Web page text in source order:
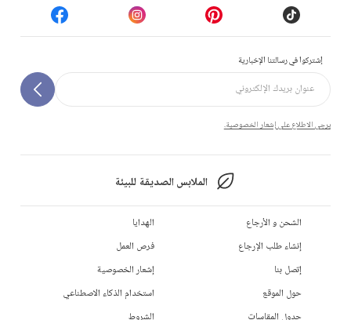
إشتركوا في رسالتنا الإخبارية
يرجى الاطلاع على إشعار الخصوصية.
الملابس الصديقة للبيئة
الشحن و الأرجاع
إنشاء طلب الإرجاع
إتصل بنا
حول الموقع
جدول المقاسات
الهدايا
فرص العمل
إشعار الخصوصية
استخدام الذكاء الاصطناعي
الشروط